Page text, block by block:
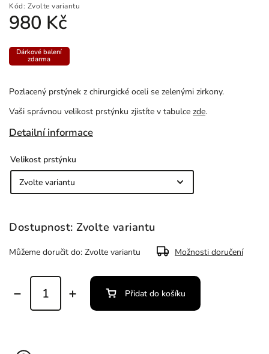
Kód: Zvolte variantu
980 Kč
Pozlacený prstýnek z chirurgické oceli se zelenými zirkony.
Vaši správnou velikost prstýnku zjistíte v tabulce zde.
Detailní informace
Dárkové balení
zdarma
Velikost prstýnku
Zvolte variantu
Můžeme doručit do: Zvolte variantu Možnosti doručení
Přidat do košíku